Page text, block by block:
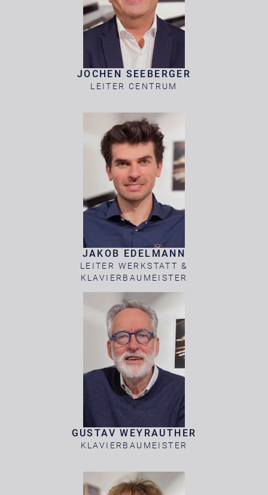
JOCHEN SEEBERGER
LEITER CENTRUM
JAKOB EDELMANN
LEITER WERKSTATT &
KLAVIERBAUMEISTER
GUSTAV WEYRAUTHER
KLAVIERBAUMEISTER